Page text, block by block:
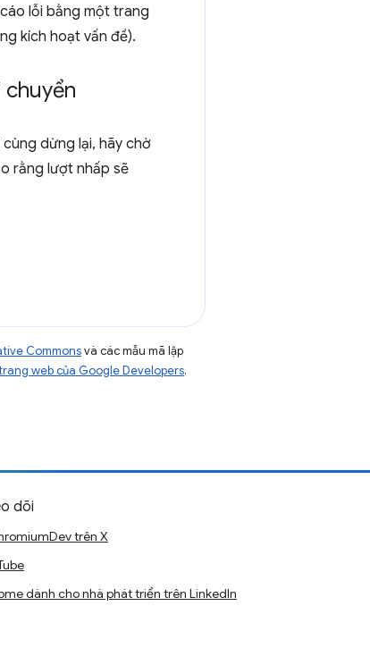
lỗi bằng một trang
kích hoạt vấn đề).
dừng lại, hãy chờ
rằng lượt nhấp sẽ
Commonsvà các mẫu mã lập
web của Google Developers.
dõi
trên X
dành cho nhà phát triển trên LinkedIn